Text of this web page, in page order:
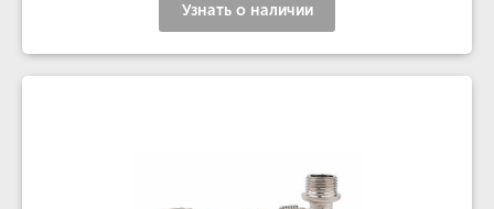
Узнать о наличии